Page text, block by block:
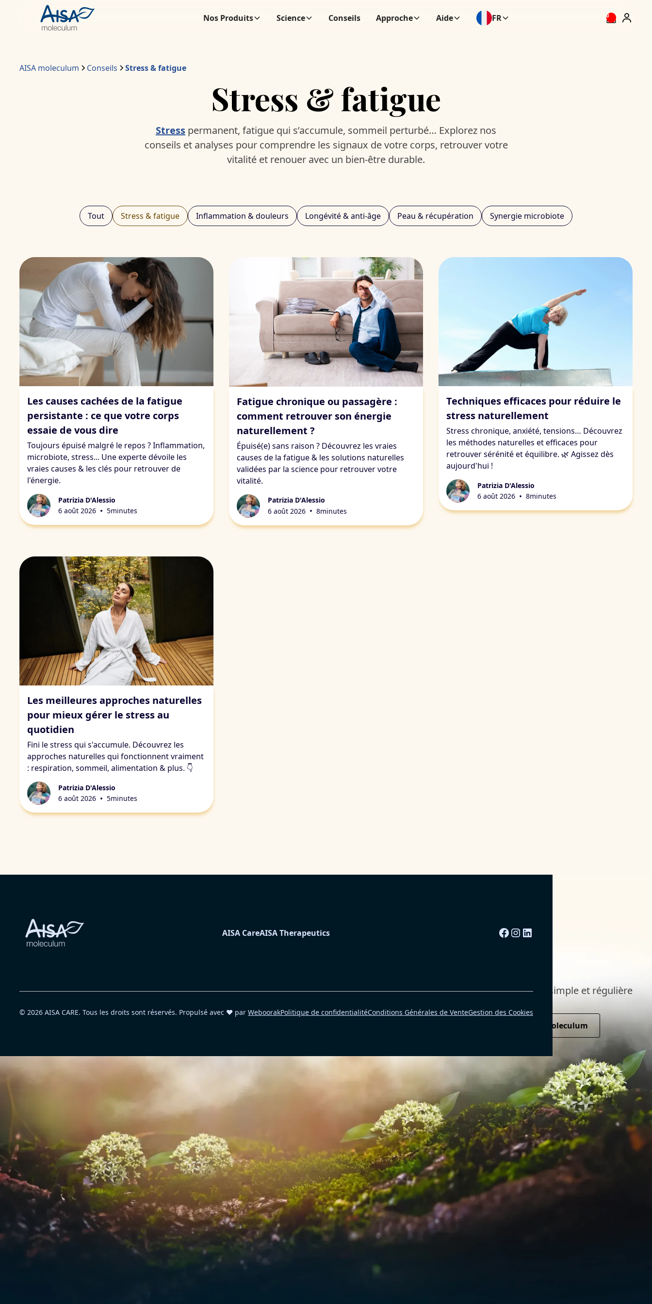
Nos Produits Science Conseils Approche Aide FR 0
AISA moleculum Conseils Stress & fatigue
Stress & fatigue
Stress permanent, fatigue qui s’accumule, sommeil perturbé… Explorez nos
conseils et analyses pour comprendre les signaux de votre corps, retrouver votre
vitalité et renouer avec un bien-être durable.
Tout Stress & fatigue Inflammation & douleurs Longévité & anti-âge Peau & récupération Synergie microbiote
Les causes cachées de la fatigue
persistante : ce que votre corps
essaie de vous dire
Toujours épuisé malgré le repos ? Inflammation,
microbiote, stress... Une experte dévoile les
vraies causes & les clés pour retrouver de
l'énergie.
Patrizia D'Alessio
6 août 2026 • 5minutes
Fatigue chronique ou passagère :
comment retrouver son énergie
naturellement ?
Épuisé(e) sans raison ? Découvrez les vraies
causes de la fatigue & les solutions naturelles
validées par la science pour retrouver votre
vitalité.
Patrizia D'Alessio
6 août 2026 • 8minutes
Techniques efficaces pour réduire le
stress naturellement
Stress chronique, anxiété, tensions… Découvrez
les méthodes naturelles et efficaces pour
retrouver sérénité et équilibre. 🌿 Agissez dès
aujourd'hui !
Patrizia D'Alessio
6 août 2026 • 8minutes
Les meilleures approches naturelles
pour mieux gérer le stress au
quotidien
Fini le stress qui s'accumule. Découvrez les
approches naturelles qui fonctionnent vraiment
: respiration, sommeil, alimentation & plus. 👇
Patrizia D'Alessio
6 août 2026 • 5minutes
Prêt à passer à l’action ? Passez à une routine premium, simple et régulière
Commander les Gélules AISA moleculum
AISA CareAISA Therapeutics
© 2026 AISA CARE. Tous les droits sont réservés. Propulsé avec ❤️ par WeboorakPolitique de confidentialitéConditions Générales de VenteGestion des Cookies